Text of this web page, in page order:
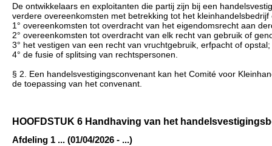
De ontwikkelaars en exploitanten die partij zijn bij een
verdere overeenkomsten met betrekking tot het
1° overeenkomsten tot overdracht van het eigendomsrecht aan
2° overeenkomsten tot overdracht van elk recht van gebruik of
3° het vestigen van een recht van vruchtgebruik, erfpacht of opstal;
4° de fusie of splitsing van rechtspersonen.
§ 2. Een handelsvestigingsconvenant kan het Comité voor
de toepassing van het convenant.
HOOFDSTUK 6 Handhaving van het
Afdeling 1 ... (01/04/2026 - ...)